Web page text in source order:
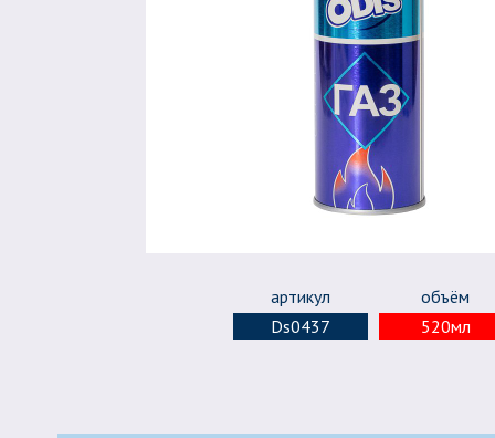
артикул
объём
Ds0437
520мл